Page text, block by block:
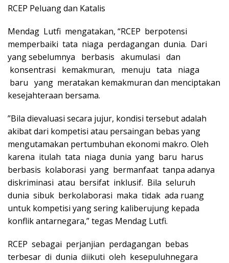
RCEP Peluang dan Katalis
Mendag Lutfi mengatakan, “RCEP berpotensi
memperbaiki tata niaga perdagangan dunia. Dari
yang sebelumnya berbasis akumulasi dan
konsentrasi kemakmuran, menuju tata niaga
baru yang meratakan kemakmuran dan menciptakan
kesejahteraan bersama.
”Bila dievaluasi secara jujur, kondisi tersebut adalah
akibat dari kompetisi atau persaingan bebas yang
mengutamakan pertumbuhan ekonomi makro. Oleh
karena itulah tata niaga dunia yang baru harus
berbasis kolaborasi yang bermanfaat tanpa adanya
diskriminasi atau bersifat inklusif. Bila seluruh
dunia sibuk berkolaborasi maka tidak ada ruang
untuk kompetisi yang sering kaliberujung kepada
konflik antarnegara,” tegas Mendag Lutfi.
RCEP sebagai perjanjian perdagangan bebas
terbesar di dunia diikuti oleh kesepuluhnegara